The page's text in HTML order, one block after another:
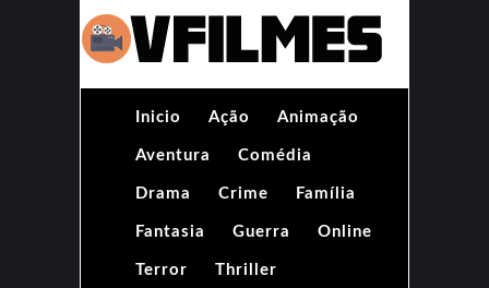
Inicio Ação Animação
Aventura Comédia
Drama Crime Família
Fantasia Guerra Online
Terror Thriller